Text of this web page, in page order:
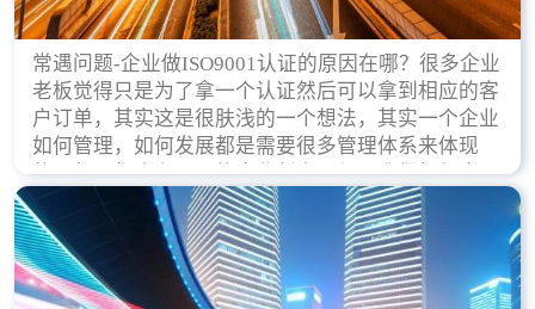
常遇问题-企业做ISO9001认证的原因在哪？很多企业
老板觉得只是为了拿一个认证然后可以拿到相应的客
户订单，其实这是很肤浅的一个想法，其实一个企业
如何管理，如何发展都是需要很多管理体系来体现
的，每天都会有不同的企业创立，但是我们如何去证
实一个企业的合法，有质量保证了？这就是ISO9001
认证体现价值的时候，那么键锋小编就来细说下企业
做ISO9001认证的根本原因。